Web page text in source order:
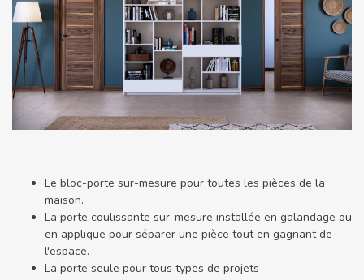
Le bloc-porte sur-mesure pour toutes les pièces de la
maison.
La porte coulissante sur-mesure installée en galandage ou
en applique pour séparer une pièce tout en gagnant de
l'espace.
La porte seule pour tous types de projets